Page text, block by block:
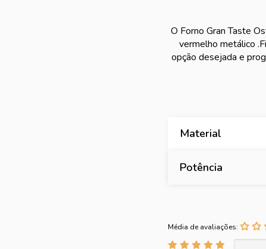
O Forno Gran Taste
vermelho metálico
opção desejada e
Material
Potência
Média de avaliações: